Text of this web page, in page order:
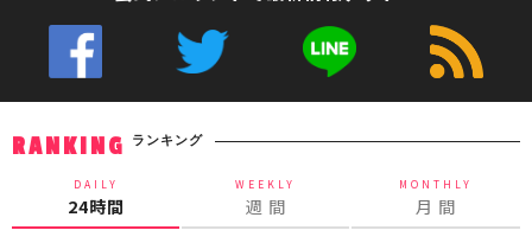
RANKING ランキング
DAILY
24時間
WEEKLY
週 間
MONTHLY
月 間